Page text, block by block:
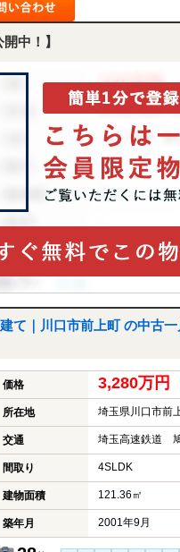
中！】
て｜川口市前上町 の中古一
価格 3,280万円
所在地 埼玉県川口市前
交通 埼玉高速鉄道
間取り 4SLDK
建物面積 121.36㎡
築年月 2001年9月